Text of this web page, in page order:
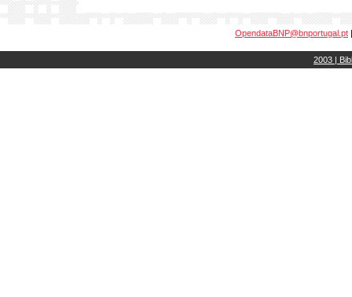
OpendataBNP@bnportugal.pt
2003 |